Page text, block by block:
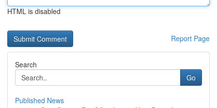
HTML is disabled
Report Page
Search
Go
Published News